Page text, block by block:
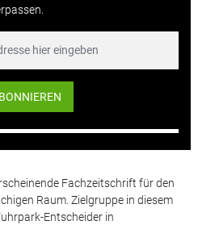
Fachzeitschrift für den
Raum. Zielgruppe in diesem
Entscheider in